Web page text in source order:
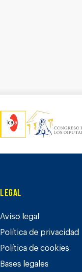
Legal
Aviso legal
Política de privacidad
Política de cookies
Bases legales